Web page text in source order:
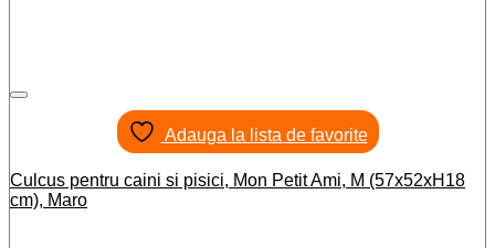
Adauga la lista de favorite
Culcus pentru caini si pisici, Mon Petit Ami, M (57x52xH18
cm), Maro